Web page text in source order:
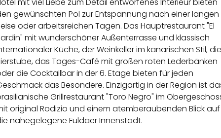
gewünschten Pol zur Entspannung nach einer langen
oder arbeitsreichen Tagen. Das Hauptrestaurant "El
mit wunderschöner Außenterrasse und klassisch
Küche, der Weinkeller im kanarischen Stil, die
das Tages-Café mit großen roten Lederbänken
die Cocktailbar in der 6. Etage bieten für jeden
das Besondere. Einzigartig in der Region ist
Grillrestaurant "Toro Negro" im
original Rodizio und einem atemberaubenden Blick auf
nahegelegene Fuldaer Innenstadt.